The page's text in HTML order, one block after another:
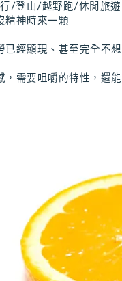
/登山/越野跑/休閒旅遊
精神時來一顆
已經顯現、甚至完全不
，需要咀嚼的特性，還